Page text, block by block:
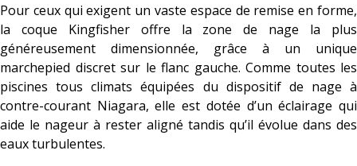
Pour ceux qui exigent un vaste espace de remise en forme,
la coque Kingfisher offre la zone de nage la plus
généreusement dimensionnée, grâce à un unique
marchepied discret sur le flanc gauche. Comme toutes les
piscines tous climats équipées du dispositif de nage à
contre-courant Niagara, elle est dotée d’un éclairage qui
aide le nageur à rester aligné tandis qu’il évolue dans des
eaux turbulentes.